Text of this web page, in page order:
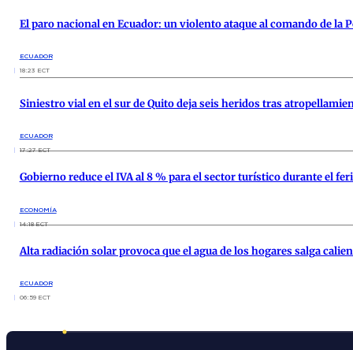
El paro nacional en Ecuador: un violento ataque al comando de la
ECUADOR
18:23 ECT
Siniestro vial en el sur de Quito deja seis heridos tras
ECUADOR
17:27 ECT
Gobierno reduce el IVA al 8 % para el sector turístico durante el
ECONOMÍA
14:18 ECT
Alta radiación solar provoca que el agua de los hogares salga
ECUADOR
06:59 ECT